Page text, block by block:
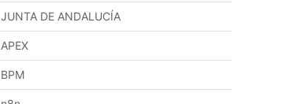
JUNTA DE ANDALUCÍA
APEX
BPM